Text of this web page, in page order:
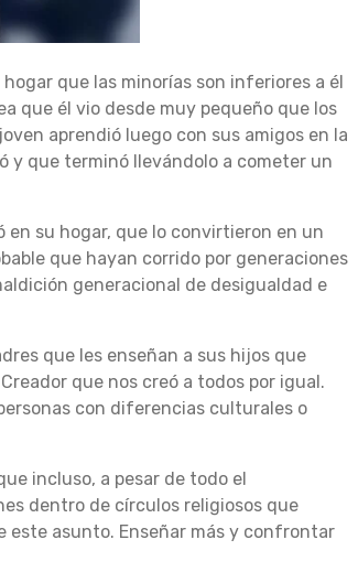
que las minorías son inferiores a él
que él vio desde muy pequeño que los
aprendió luego con sus amigos en la
y que terminó llevándolo a cometer un
en su hogar, que lo convirtieron en un
que hayan corrido por generaciones
generacional de desigualdad e
que les enseñan a sus hijos que
que nos creó a todos por igual.
con diferencias culturales o
incluso, a pesar de todo el
dentro de círculos religiosos que
este asunto. Enseñar más y confrontar